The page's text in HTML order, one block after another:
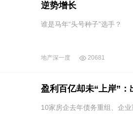
逆势增长
谁是马年“头号种子”选手？
地产深一度 20681
盈利百亿却未“上岸”：
10家房企去年债务重组、企